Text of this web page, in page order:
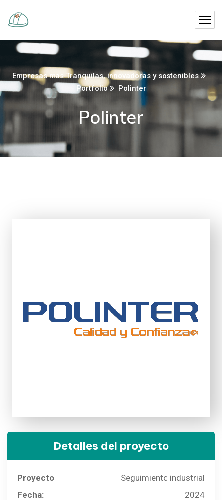
Empresas mas Tranquilas, innovadoras y sostenibles
Portfolio
Polinter
Polinter
Detalles del proyecto
Proyecto
Seguimiento industrial
Fecha:
2024